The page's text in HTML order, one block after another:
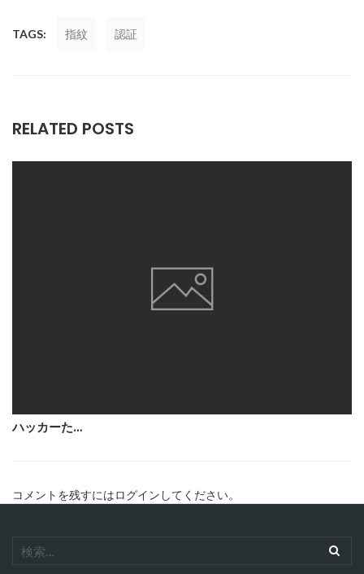
TAGS: 指紋 認証
RELATED POSTS
ハッカーた…
コメントを残すにはログインしてください。